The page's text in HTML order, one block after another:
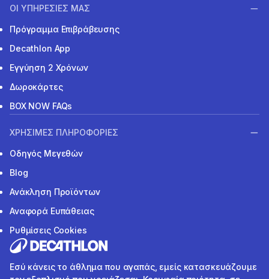
ΟΙ ΥΠΗΡΕΣΙΕΣ ΜΑΣ
Πρόγραμμα Επιβράβευσης
Decathlon App
Εγγύηση 2 Χρόνων
Δωροκάρτες
BOX NOW FAQs
ΧΡΗΣΙΜΕΣ ΠΛΗΡΟΦΟΡΙΕΣ
Οδηγός Μεγεθών
Blog
Ανάκληση Προϊόντων
Αναφορά Ευπάθειας
Ρυθμίσεις Cookies
Εσύ κάνεις το άθλημα που αγαπάς, εμείς κατασκευάζουμε